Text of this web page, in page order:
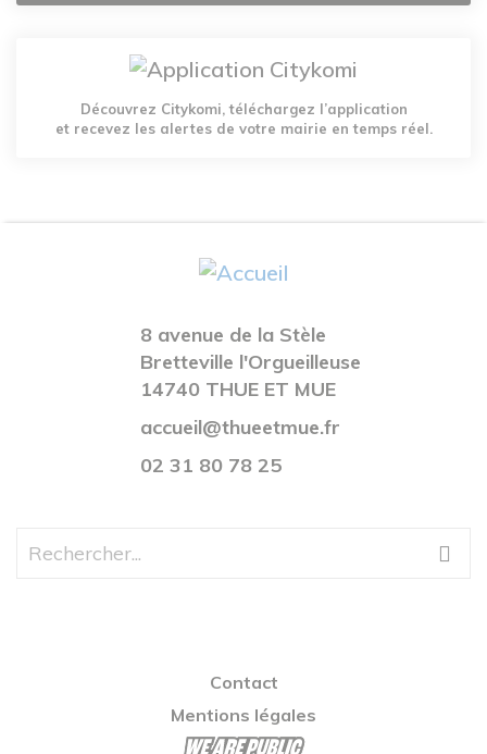
Découvrez Citykomi, téléchargez l’application
et recevez les alertes de votre mairie en temps réel.
8 avenue de la Stèle
Bretteville l'Orgueilleuse
14740 THUE ET MUE
accueil@thueetmue.fr
02 31 80 78 25
Contact
Mentions légales